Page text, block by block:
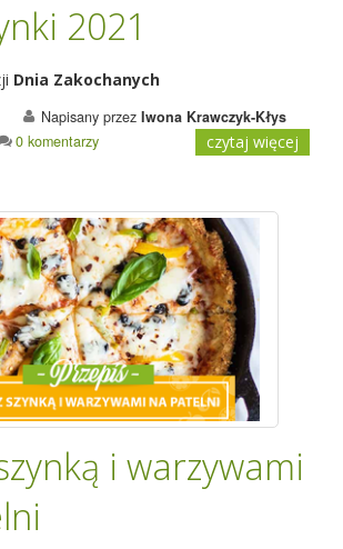
2021
Dnia Zakochanych
Napisany przez Iwona Krawczyk-Kłys
0 komentarzy czytaj więcej
i warzywami